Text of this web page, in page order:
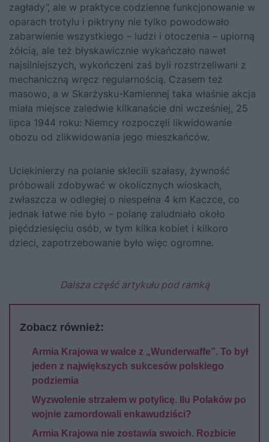
zagłady”, ale w praktyce codzienne funkcjonowanie w
oparach trotylu i piktryny nie tylko powodowało
zabarwienie wszystkiego – ludzi i otoczenia – upiorną
żółcią, ale też błyskawicznie wykańczało nawet
najsilniejszych, wykończeni zaś byli rozstrzeliwani z
mechaniczną wręcz regularnością. Czasem też
masowo, a w Skarżysku-Kamiennej taka właśnie akcja
miała miejsce zaledwie kilkanaście dni wcześniej, 25
lipca 1944 roku: Niemcy rozpoczęli likwidowanie
obozu od zlikwidowania jego mieszkańców.
Uciekinierzy na polanie sklecili szałasy, żywność
próbowali zdobywać w okolicznych wioskach,
zwłaszcza w odległej o niespełna 4 km Kaczce, co
jednak łatwe nie było – polanę zaludniało około
pięćdziesięciu osób, w tym kilka kobiet i kilkoro
dzieci, zapotrzebowanie było więc ogromne.
Dalsza część artykułu pod ramką
Zobacz również:
Armia Krajowa w walce z „Wunderwaffe”. To był
jeden z największych sukcesów polskiego
podziemia
Wyzwolenie strzałem w potylicę. Ilu Polaków po
wojnie zamordowali enkawudziści?
Armia Krajowa nie zostawia swoich. Rozbicie